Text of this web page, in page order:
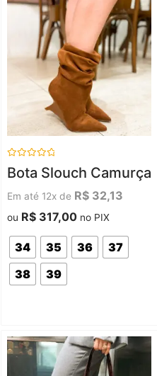
0
Bota Slouch Camurça
Em até 12x de R$ 32,13
ou R$ 317,00 no PIX
34 35 36
37
38
39